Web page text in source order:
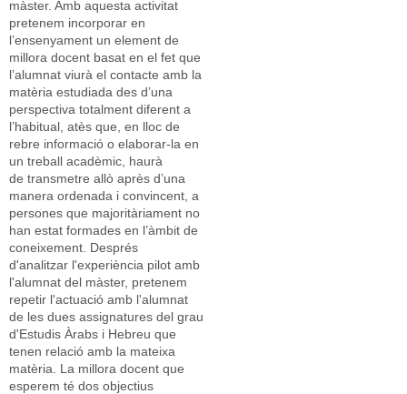
màster. Amb aquesta activitat
pretenem incorporar en
l’ensenyament un element de
millora docent basat en el fet que
l’alumnat viurà el contacte amb la
matèria estudiada des d’una
perspectiva totalment diferent a
l’habitual, atès que, en lloc de
rebre informació o elaborar-la en
un treball acadèmic, haurà
de transmetre allò après d’una
manera ordenada i convincent, a
persones que majoritàriament no
han estat formades en l’àmbit de
coneixement. Després
d'analitzar l'experiència pilot amb
l'alumnat del màster, pretenem
repetir l'actuació amb l'alumnat
de les dues assignatures del grau
d'Estudis Àrabs i Hebreu que
tenen relació amb la mateixa
matèria. La millora docent que
esperem té dos objectius